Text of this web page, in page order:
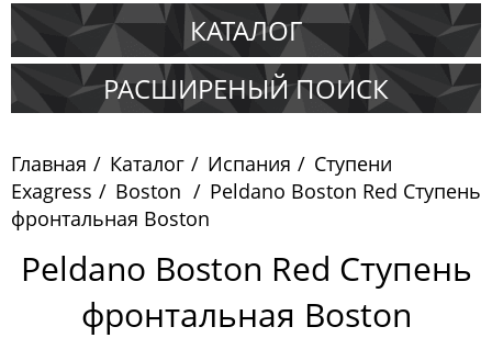
КАТАЛОГ
Испания
Мозаика Togama
Мозаика Vidrepur
Ступени Dvomo
Ступени Exagress
РАСШИРЕНЫЙ ПОИСК
Главная Каталог Испания
Ступени
Exagress
Boston
Peldano Boston Red Ступень
фронтальная Boston
Peldano Boston Red Ступень
фронтальная Boston